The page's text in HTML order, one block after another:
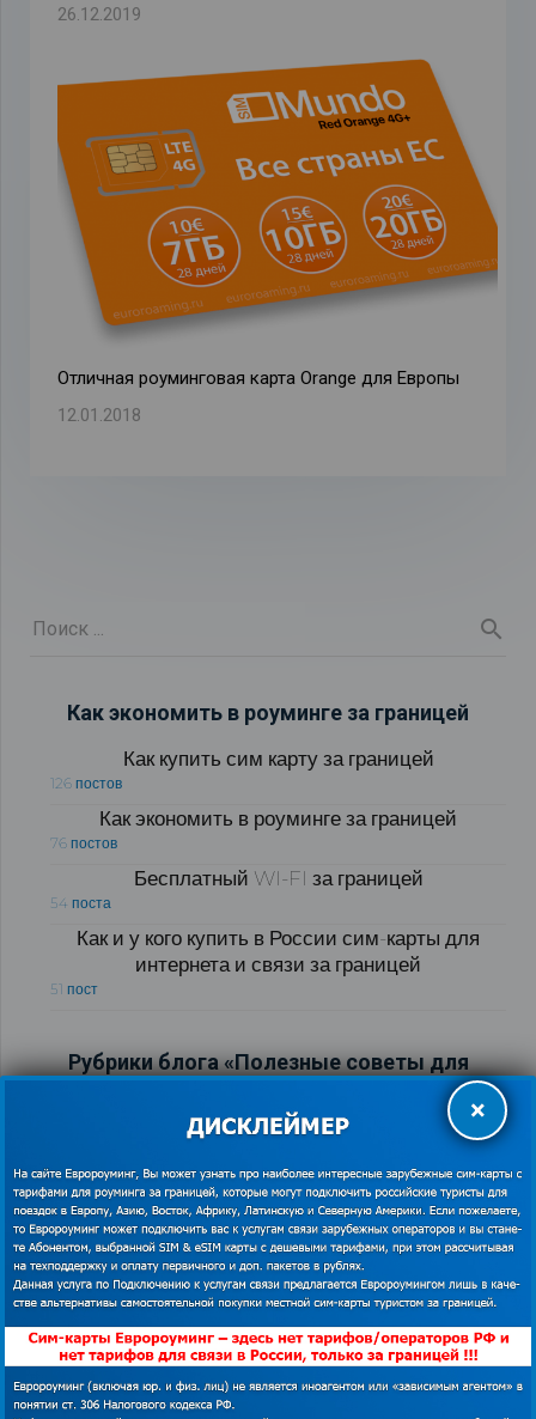
26.12.2019
Отличная роуминговая карта Orange для Европы
12.01.2018
Как экономить в роуминге за границей
Как купить сим карту за границей
126 постов
Как экономить в роуминге за границей
76 постов
Бесплатный WI-FI за границей
54 поста
Как и у кого купить в России сим-карты для
интернета и связи за границей
51 пост
Рубрики блога «Полезные советы для
Лайфхаки для путешественников
Полезные обзоры для путешественников
121 пост
Виртуальный тур по странам мира
103 поста
Визовые центры
89 постов
Все развлечения мира
88 постов
×